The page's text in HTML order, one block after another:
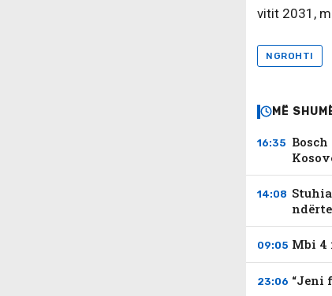
vitit 2031,
NGROHTI
MË
16:35
14:08
09:05 Mbi 4
23:06 “Jeni